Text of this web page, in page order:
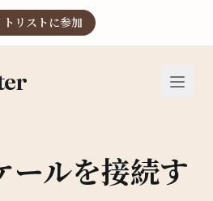
リストに参加
ールを接続す